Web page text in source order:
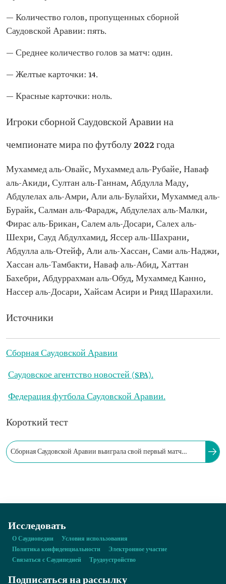
— Количество голов, пропущенных сборной
Саудовской Аравии: пять.
— Среднее количество голов за матч: один.
— Желтые карточки: 14.
— Красные карточки: ноль.
Игроки сборной Саудовской Аравии на
чемпионате мира по футболу 2022 года
Мухаммед аль-Овайс, Мухаммед аль-Рубайе, Наваф
аль-Акиди, Султан аль-Ганнам, Абдулла Маду,
Абдулелах аль-Амри, Али аль-Булайхи, Мухаммед аль-
Бурайк, Салман аль-Фарадж, Абдулелах аль-Малки,
Фирас аль-Брикан, Салем аль-Досари, Салех аль-
Шехри, Сауд Абдулхамид, Яссер аль-Шахрани,
Абдулла аль-Отейф, Али аль-Хассан, Сами аль-Наджи,
Хассан аль-Тамбакти, Наваф аль-Абид, Хаттан
Бахебри, Абдуррахман аль-Обуд, Мухаммед Канно,
Нассер аль-Досари, Хайсам Асири и Рияд Шарахили.
Источники
Сборная Саудовской Аравии
Саудовское агентство новостей (SPA).
Федерация футбола Саудовской Аравии.
Короткий тест
Сборная Саудовской Аравии выиграла свой первый матч
Исследовать
О Саудиопедии
Условия использования
Политика конфиденциальности
Электронное участие
Связаться с Саудипедией
Трудоустройство
Подписаться на рассылку